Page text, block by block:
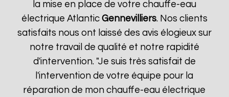
la mise en place de votre chauffe-eau
électrique Atlantic Gennevilliers. Nos clients
satisfaits nous ont laissé des avis élogieux sur
notre travail de qualité et notre rapidité
d'intervention. "Je suis très satisfait de
l'intervention de votre équipe pour la
réparation de mon chauffe-eau électrique